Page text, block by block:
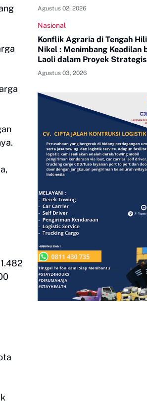
Agustus 02, 2026
Nasional
Konflik Agraria di Tengah
Nikel : Menimbang Keadilan
Laoli dalam Proyek
PT Indonesia Huali Industry
Agustus 03, 2026